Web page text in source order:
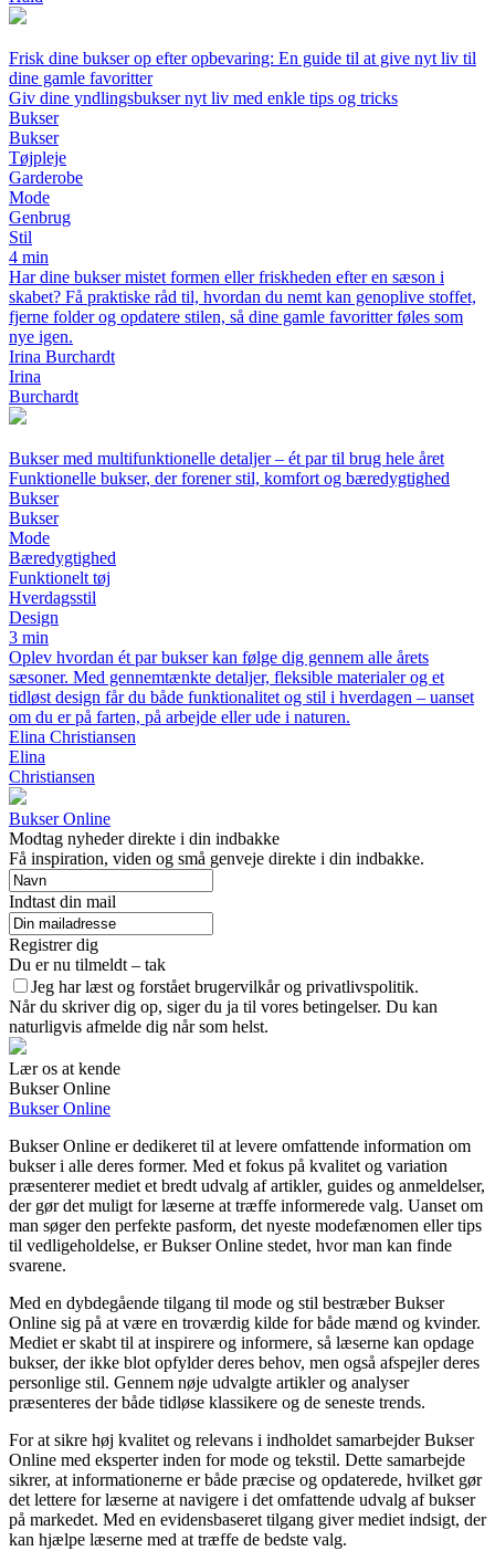
Frisk dine bukser op efter opbevaring: En guide til at give nyt liv til
dine gamle favoritter
Giv dine yndlingsbukser nyt liv med enkle tips og tricks
Bukser
Bukser
Tøjpleje
Garderobe
Mode
Genbrug
Stil
4 min
Har dine bukser mistet formen eller friskheden efter en sæson i
skabet? Få praktiske råd til, hvordan du nemt kan genoplive stoffet,
fjerne folder og opdatere stilen, så dine gamle favoritter føles som
nye igen.
Irina Burchardt
Irina
Burchardt
Bukser med multifunktionelle detaljer – ét par til brug hele året
Funktionelle bukser, der forener stil, komfort og bæredygtighed
Bukser
Bukser
Mode
Bæredygtighed
Funktionelt tøj
Hverdagsstil
Design
3 min
Oplev hvordan ét par bukser kan følge dig gennem alle årets
sæsoner. Med gennemtænkte detaljer, fleksible materialer og et
tidløst design får du både funktionalitet og stil i hverdagen – uanset
om du er på farten, på arbejde eller ude i naturen.
Elina Christiansen
Elina
Christiansen
Bukser Online
Modtag nyheder direkte i din indbakke
Få inspiration, viden og små genveje direkte i din indbakke.
Indtast din mail
Registrer dig
Du er nu tilmeldt – tak
Jeg har læst og forstået brugervilkår og privatlivspolitik.
Når du skriver dig op, siger du ja til vores betingelser. Du kan
naturligvis afmelde dig når som helst.
Lær os at kende
Bukser Online
Bukser Online
Bukser Online er dedikeret til at levere omfattende information om
bukser i alle deres former. Med et fokus på kvalitet og variation
præsenterer mediet et bredt udvalg af artikler, guides og anmeldelser,
der gør det muligt for læserne at træffe informerede valg. Uanset om
man søger den perfekte pasform, det nyeste modefænomen eller tips
til vedligeholdelse, er Bukser Online stedet, hvor man kan finde
svarene.
Med en dybdegående tilgang til mode og stil bestræber Bukser
Online sig på at være en troværdig kilde for både mænd og kvinder.
Mediet er skabt til at inspirere og informere, så læserne kan opdage
bukser, der ikke blot opfylder deres behov, men også afspejler deres
personlige stil. Gennem nøje udvalgte artikler og analyser
præsenteres der både tidløse klassikere og de seneste trends.
For at sikre høj kvalitet og relevans i indholdet samarbejder Bukser
Online med eksperter inden for mode og tekstil. Dette samarbejde
sikrer, at informationerne er både præcise og opdaterede, hvilket gør
det lettere for læserne at navigere i det omfattende udvalg af bukser
på markedet. Med en evidensbaseret tilgang giver mediet indsigt, der
kan hjælpe læserne med at træffe de bedste valg.